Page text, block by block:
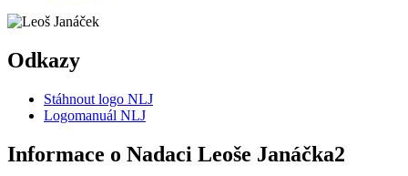
Odkazy
Stáhnout logo NLJ
Logomanuál NLJ
Informace o Nadaci Leoše Janáčka2